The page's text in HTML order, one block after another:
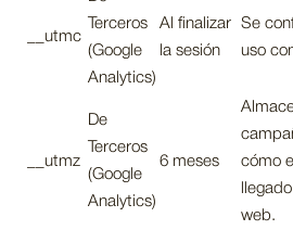
__utmc
Terceros
(Google
Analytics)
Al finalizar
la sesión
Se
uso
__utmz
De
Terceros
(Google
Analytics)
6 meses
cómo
web.